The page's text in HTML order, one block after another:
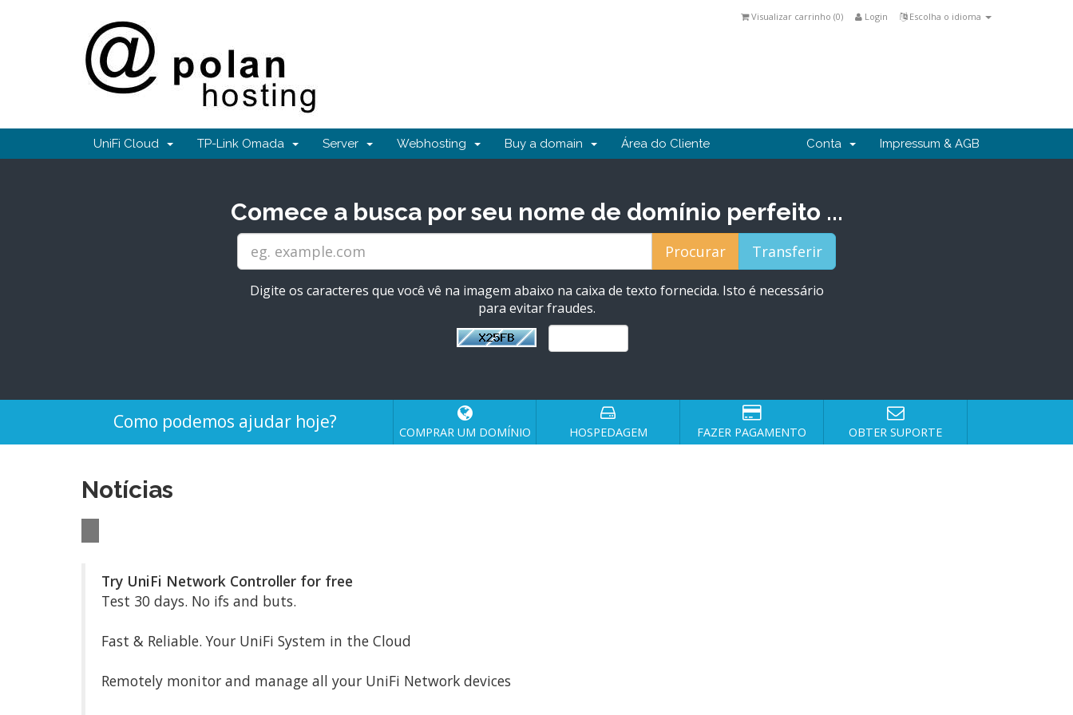
Escolha o idioma
Login
Visualizar carrinho (0)
UniFi Cloud TP-Link Omada Server Webhosting Buy a domain Área do Cliente Conta Impressum & AGB
Comece a busca por seu nome de domínio perfeito ...
Digite os caracteres que você vê na imagem abaixo na caixa de texto fornecida. Isto é necessário
para evitar fraudes.
Como podemos ajudar hoje? COMPRAR UM DOMÍNIO HOSPEDAGEM FAZER PAGAMENTO OBTER SUPORTE
Notícias
Try UniFi Network Controller for free
Test 30 days. No ifs and buts.
Fast & Reliable. Your UniFi System in the Cloud
Remotely monitor and manage all your UniFi Network devices